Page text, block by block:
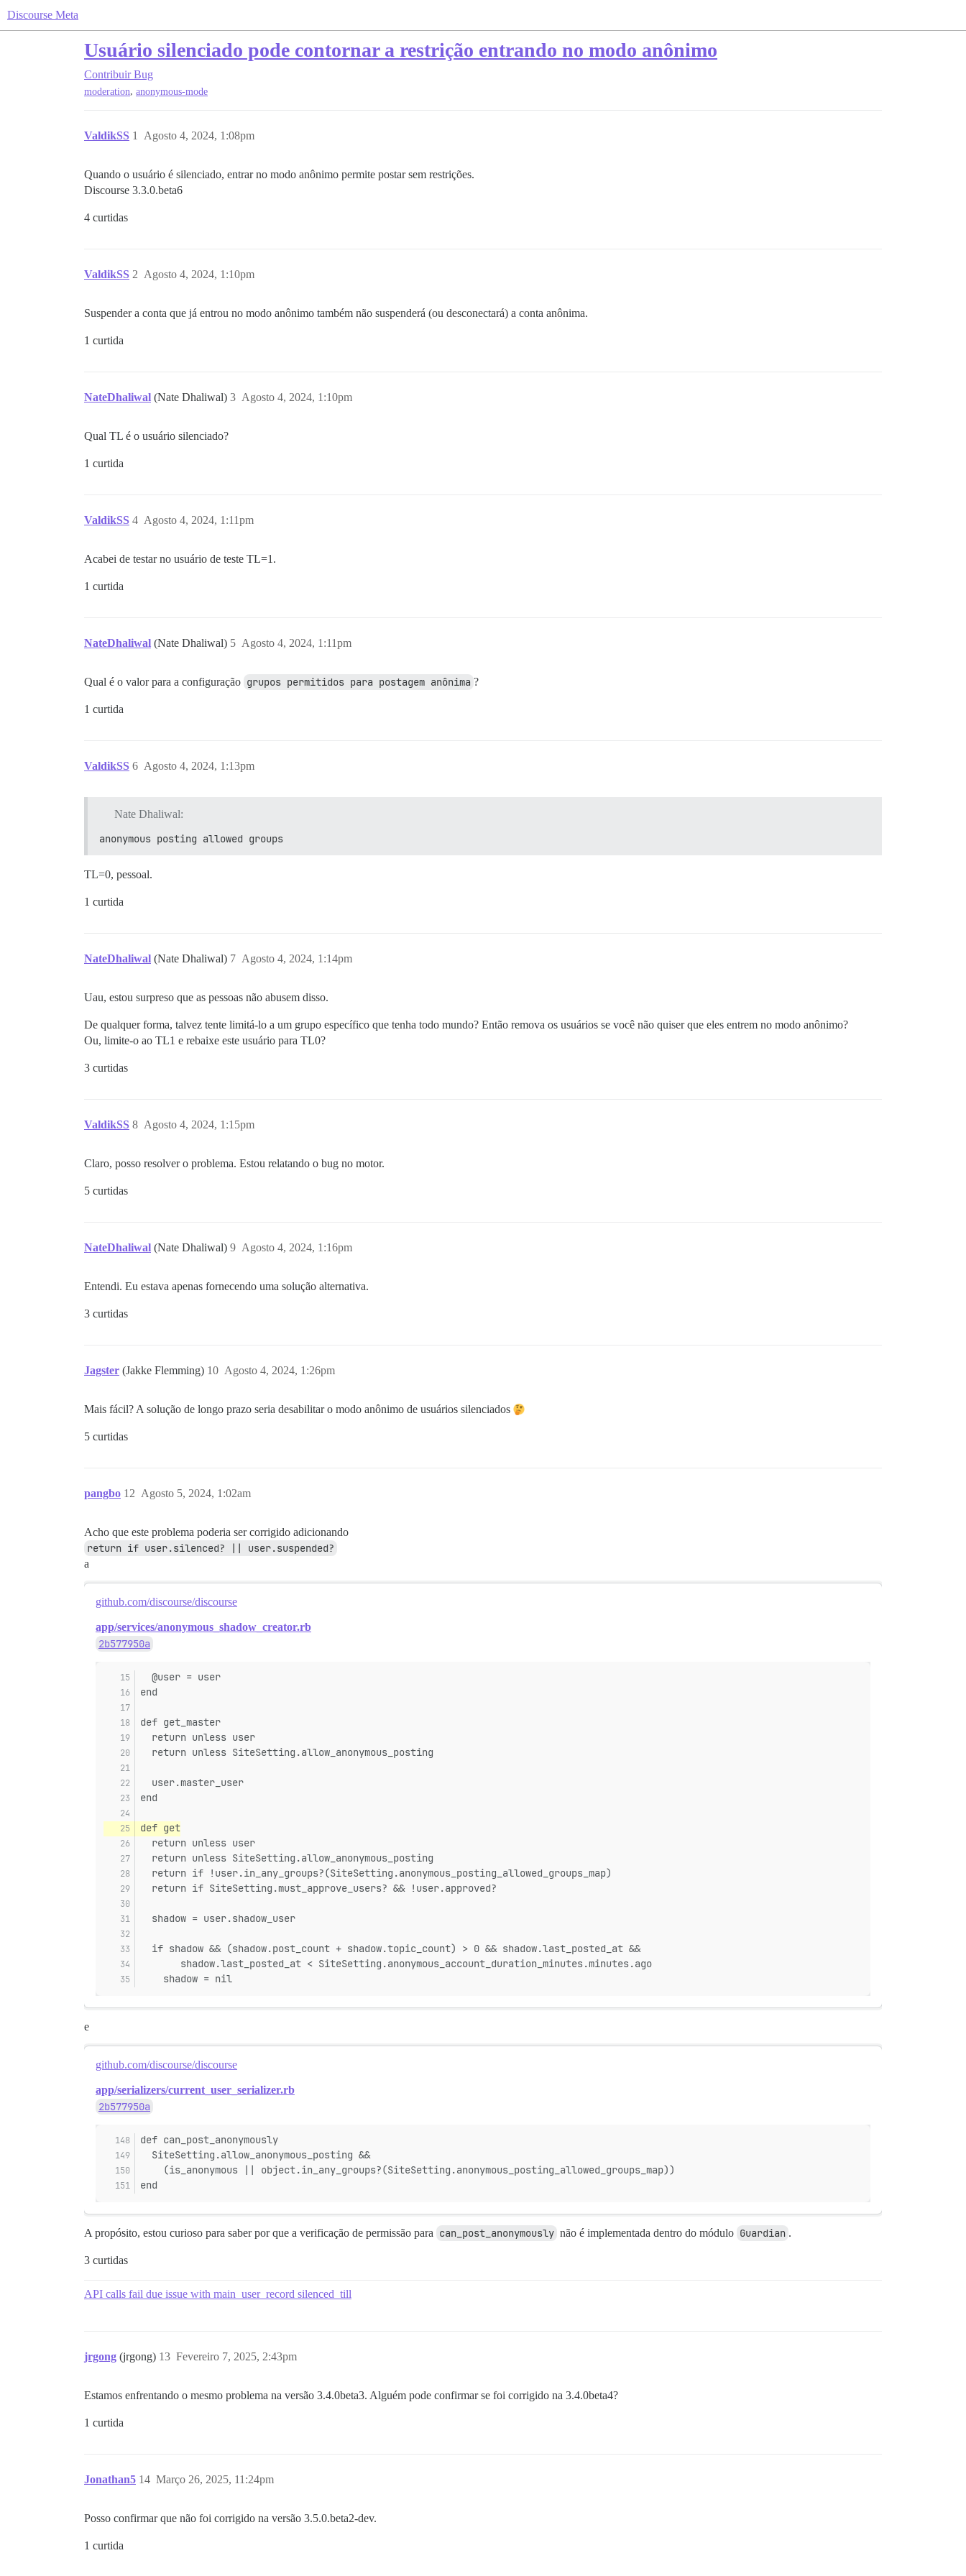
Discourse Meta
Usuário silenciado pode contornar a restrição entrando no modo anônimo
Contribuir Bug
moderation, anonymous-mode
ValdikSS Agosto 4, 2024, 1:08pm
1
Quando o usuário é silenciado, entrar no modo anônimo permite postar sem restrições.
Discourse 3.3.0.beta6
4 curtidas
ValdikSS Agosto 4, 2024, 1:10pm
2
Suspender a conta que já entrou no modo anônimo também não suspenderá (ou desconectará) a conta anônima.
1 curtida
NateDhaliwal (Nate Dhaliwal) Agosto 4, 2024, 1:10pm
3
Qual TL é o usuário silenciado?
1 curtida
ValdikSS Agosto 4, 2024, 1:11pm
4
Acabei de testar no usuário de teste TL=1.
1 curtida
NateDhaliwal (Nate Dhaliwal) Agosto 4, 2024, 1:11pm
5
Qual é o valor para a configuração grupos permitidos para postagem anônima ?
1 curtida
ValdikSS Agosto 4, 2024, 1:13pm
6
Nate Dhaliwal:
anonymous posting allowed groups
TL=0, pessoal.
1 curtida
NateDhaliwal (Nate Dhaliwal) Agosto 4, 2024, 1:14pm
7
Uau, estou surpreso que as pessoas não abusem disso.
De qualquer forma, talvez tente limitá-lo a um grupo específico que tenha todo mundo? Então remova os usuários se você não quiser que eles entrem no modo anônimo?
Ou, limite-o ao TL1 e rebaixe este usuário para TL0?
3 curtidas
ValdikSS Agosto 4, 2024, 1:15pm
8
Claro, posso resolver o problema. Estou relatando o bug no motor.
5 curtidas
NateDhaliwal (Nate Dhaliwal) Agosto 4, 2024, 1:16pm
9
Entendi. Eu estava apenas fornecendo uma solução alternativa.
3 curtidas
Jagster (Jakke Flemming) Agosto 4, 2024, 1:26pm
10
Mais fácil? A solução de longo prazo seria desabilitar o modo anônimo de usuários silenciados
5 curtidas
pangbo Agosto 5, 2024, 1:02am
12
Acho que este problema poderia ser corrigido adicionando
return if user.silenced? || user.suspended?
a
github.com/discourse/discourse
app/services/anonymous_shadow_creator.rb
2b577950a
  @user = user
end
def get_master
  return unless user
  return unless SiteSetting.allow_anonymous_posting
  user.master_user
end
def get
  return unless user
  return unless SiteSetting.allow_anonymous_posting
  return if !user.in_any_groups?(SiteSetting.anonymous_posting_allowed_groups_map)
  return if SiteSetting.must_approve_users? && !user.approved?
  shadow = user.shadow_user
  if shadow && (shadow.post_count + shadow.topic_count) > 0 && shadow.last_posted_at &&
       shadow.last_posted_at < SiteSetting.anonymous_account_duration_minutes.minutes.ago
    shadow = nil
e
github.com/discourse/discourse
app/serializers/current_user_serializer.rb
2b577950a
def can_post_anonymously
  SiteSetting.allow_anonymous_posting &&
    (is_anonymous || object.in_any_groups?(SiteSetting.anonymous_posting_allowed_groups_map))
end
A propósito, estou curioso para saber por que a verificação de permissão para can_post_anonymously não é implementada dentro do módulo Guardian .
3 curtidas
API calls fail due issue with main_user_record silenced_till
jrgong (jrgong) Fevereiro 7, 2025, 2:43pm
13
Estamos enfrentando o mesmo problema na versão 3.4.0beta3. Alguém pode confirmar se foi corrigido na 3.4.0beta4?
1 curtida
Jonathan5 Março 26, 2025, 11:24pm
14
Posso confirmar que não foi corrigido na versão 3.5.0.beta2-dev.
1 curtida